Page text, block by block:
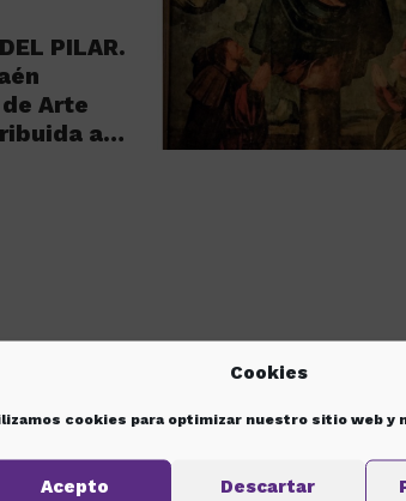
Cookies
cookies para optimizar nuestro sitio web y
Acepto Descartar
PILAR.
Arte
a…